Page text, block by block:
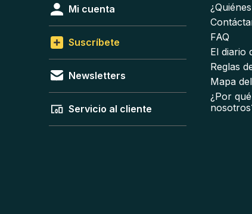
Mi cuenta
Suscríbete
Newsletters
Servicio al cliente
FAQ
El diario
Reglas
Mapa
¿Por